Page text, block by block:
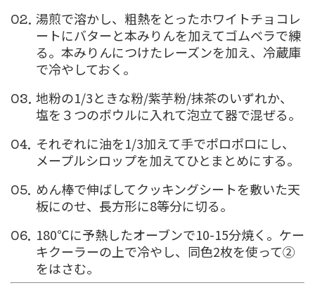
湯煎で溶かし、粗熱をとったホワイトチョコレ
ートにバターと本みりんを加えてゴムベラで練
る。本みりんにつけたレーズンを加え、冷蔵庫
で冷やしておく。
地粉の1/3ときな粉/紫芋粉/抹茶のいずれか、
塩を３つのボウルに入れて泡立て器で混ぜる。
それぞれに油を1/3加えて手でポロポロにし、
メープルシロップを加えてひとまとめにする。
めん棒で伸ばしてクッキングシートを敷いた天
板にのせ、長方形に8等分に切る。
180℃に予熱したオーブンで10-15分焼く。ケー
キクーラーの上で冷やし、同色2枚を使って②
をはさむ。